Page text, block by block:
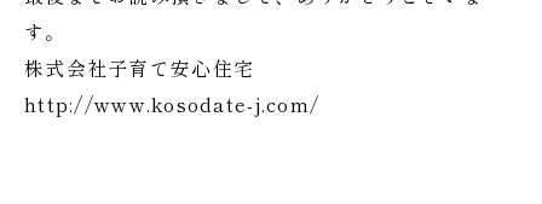
す。
株式会社子育て安心住宅
http://www.kosodate-j.com/